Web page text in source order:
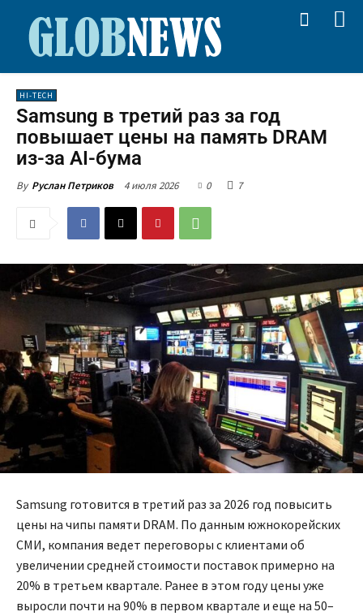
HI-TECH
Samsung в третий раз за год
повышает цены на память DRAM
из-за AI-бума
By Руслан Петриков 4 июля 2026 0 7
Samsung готовится в третий раз за 2026 год повысить
цены на чипы памяти DRAM. По данным южнокорейских
СМИ, компания ведет переговоры с клиентами об
увеличении средней стоимости поставок примерно на
20% в третьем квартале. Ранее в этом году цены уже
выросли почти на 90% в первом квартале и еще на 50–